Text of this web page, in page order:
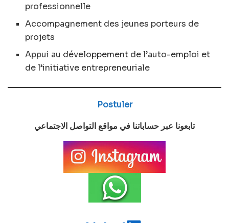
professionnelle
Accompagnement des jeunes porteurs de
projets
Appui au développement de l’auto-emploi et
de l’initiative entrepreneuriale
Postuler
تابعونا عبر حساباتنا في مواقع التواصل الاجتماعي